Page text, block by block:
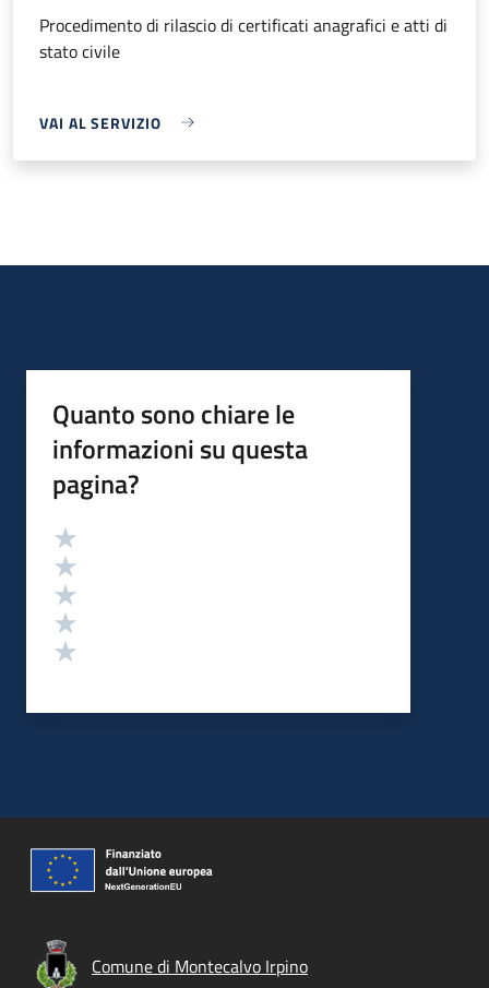
Procedimento di rilascio di certificati anagrafici e atti di
stato civile
VAI AL SERVIZIO
Quanto sono chiare le
informazioni su questa
pagina?
Valutazione
Comune di Montecalvo Irpino